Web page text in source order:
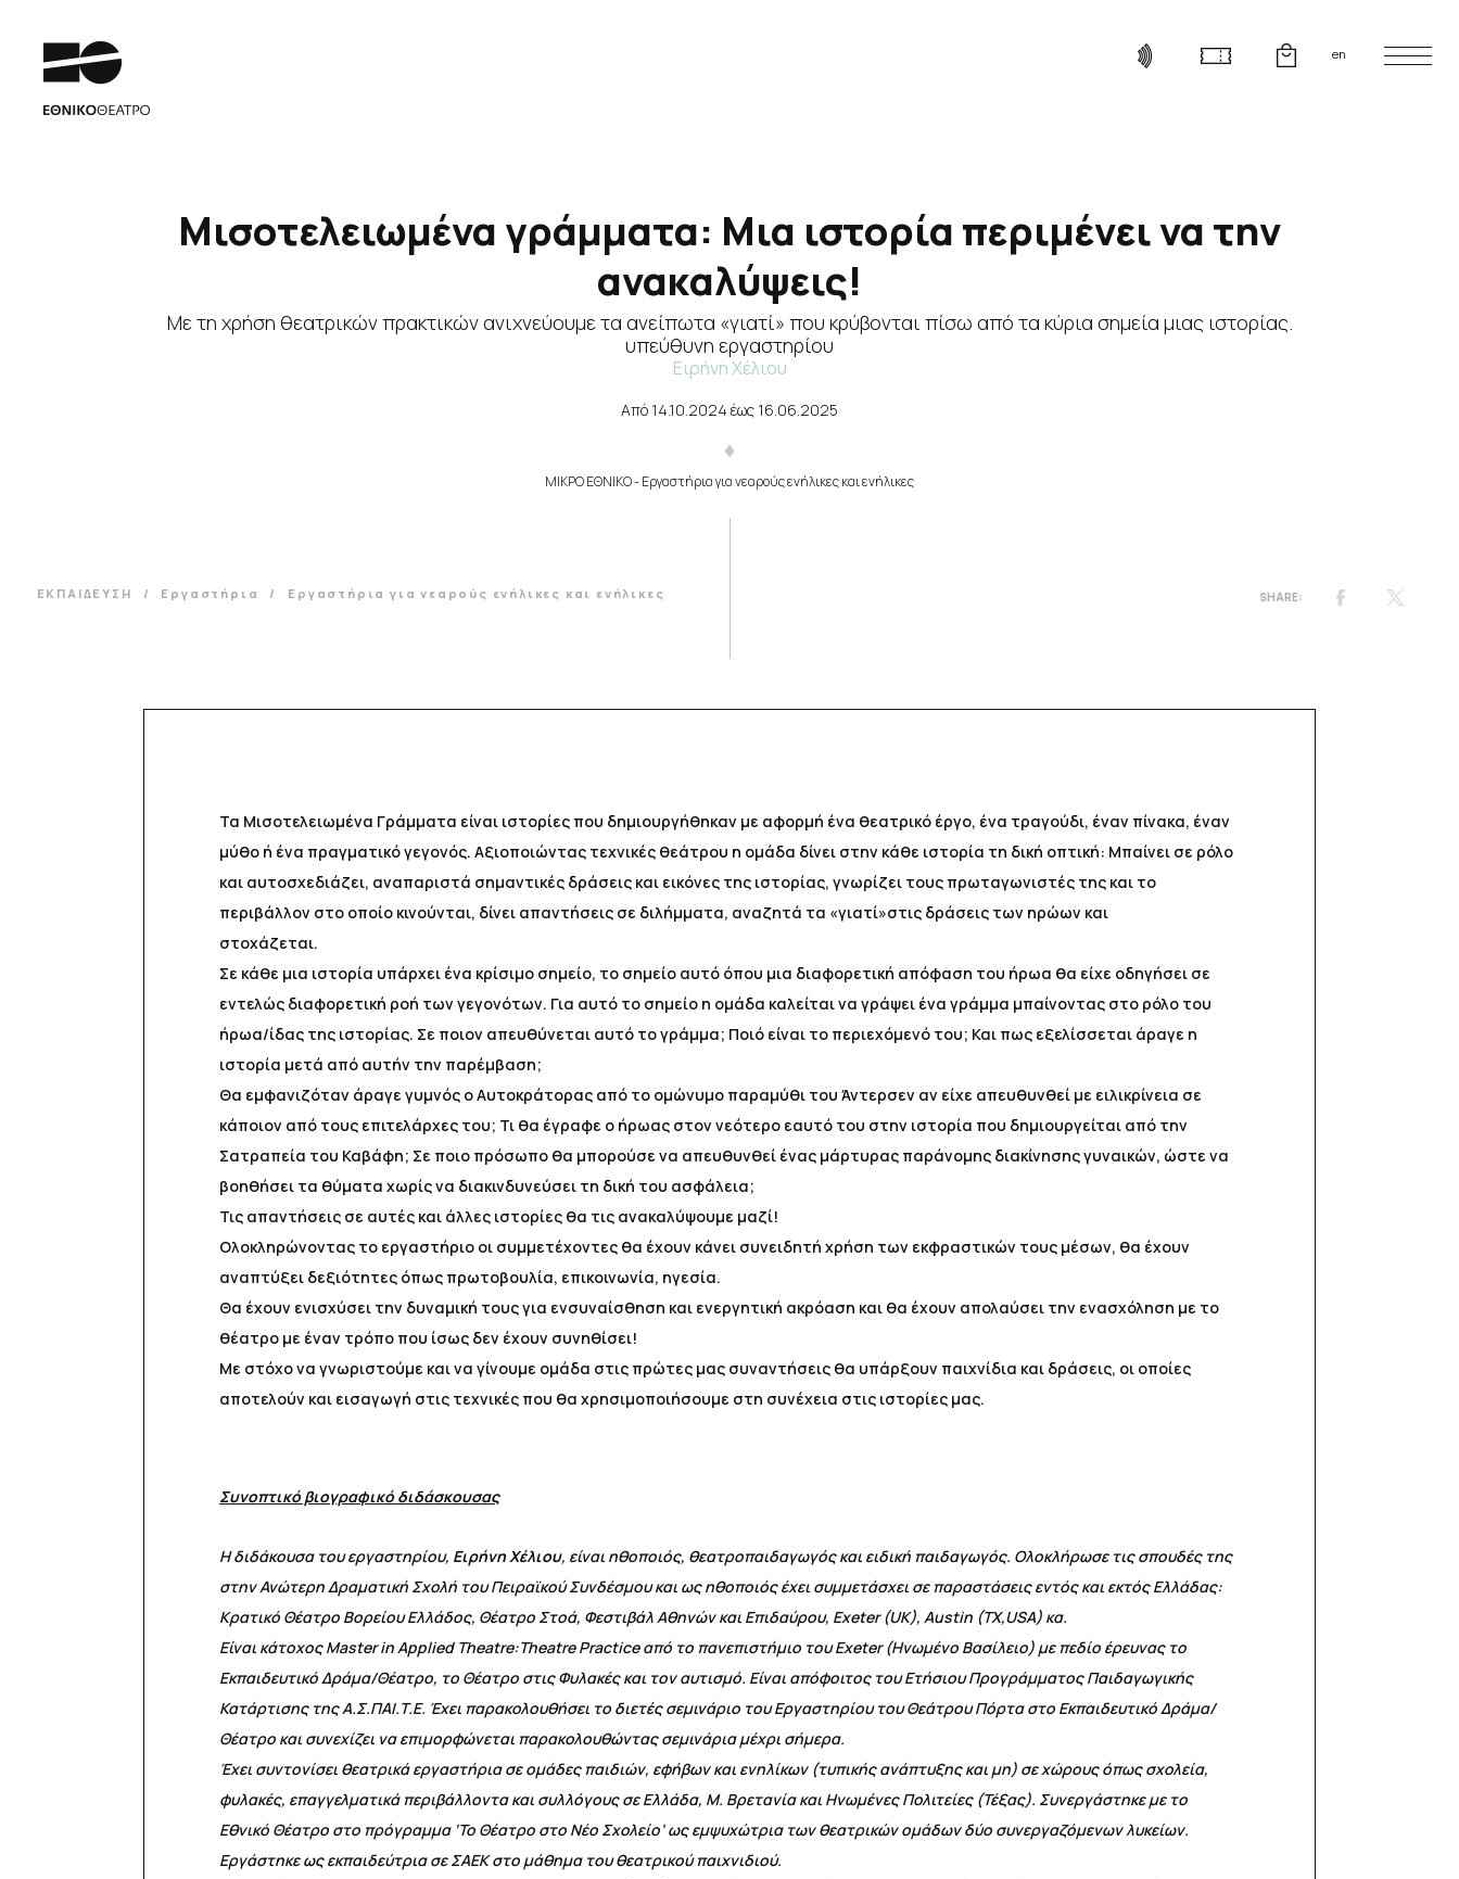
en
Μισοτελειωμένα γράμματα: Μια ιστορία περιμένει να την
ανακαλύψεις!
Με τη χρήση θεατρικών πρακτικών ανιχνεύουμε τα ανείπωτα «γιατί» που κρύβονται πίσω από τα κύρια σημεία μιας ιστορίας.
υπεύθυνη εργαστηρίου
Ειρήνη Χέλιου
Από 14.10.2024 έως 16.06.2025
ΜΙΚΡΟ ΕΘΝΙΚΟ- Εργαστήρια για νεαρούς ενήλικες και ενήλικες
ΕΚΠΑΙΔΕΥΣΗ Εργαστήρια Εργαστήρια για νεαρούς ενήλικες και ενήλικες
Τα Μισοτελειωμένα Γράμματα είναι ιστορίες που δημιουργήθηκαν με αφορμή ένα θεατρικό έργο, ένα τραγούδι, έναν πίνακα, έναν
μύθο ή ένα πραγματικό γεγονός. Αξιοποιώντας τεχνικές θεάτρου η ομάδα δίνει στην κάθε ιστορία τη δική οπτική: Μπαίνει σε ρόλο
και αυτοσχεδιάζει, αναπαριστά σημαντικές δράσεις και εικόνες της ιστορίας, γνωρίζει τους πρωταγωνιστές της και το
περιβάλλον στο οποίο κινούνται, δίνει απαντήσεις σε διλήμματα, αναζητά τα «γιατί»στις δράσεις των ηρώων και
στοχάζεται.
Σε κάθε μια ιστορία υπάρχει ένα κρίσιμο σημείο, το σημείο αυτό όπου μια διαφορετική απόφαση του ήρωα θα είχε οδηγήσει σε
εντελώς διαφορετική ροή των γεγονότων. Για αυτό το σημείο η ομάδα καλείται να γράψει ένα γράμμα μπαίνοντας στο ρόλο του
ήρωα/ίδας της ιστορίας. Σε ποιον απευθύνεται αυτό το γράμμα; Ποιό είναι το περιεχόμενό του; Και πως εξελίσσεται άραγε η
ιστορία μετά από αυτήν την παρέμβαση;
Θα εμφανιζόταν άραγε γυμνός ο Αυτοκράτορας από το ομώνυμο παραμύθι του Άντερσεν αν είχε απευθυνθεί με ειλικρίνεια σε
κάποιον από τους επιτελάρχες του; Τι θα έγραφε ο ήρωας στον νεότερο εαυτό του στην ιστορία που δημιουργείται από την
Σατραπεία του Καβάφη; Σε ποιο πρόσωπο θα μπορούσε να απευθυνθεί ένας μάρτυρας παράνομης διακίνησης γυναικών, ώστε να
βοηθήσει τα θύματα χωρίς να διακινδυνεύσει τη δική του ασφάλεια;
Τις απαντήσεις σε αυτές και άλλες ιστορίες θα τις ανακαλύψουμε μαζί!
Ολοκληρώνοντας το εργαστήριο οι συμμετέχοντες θα έχουν κάνει συνειδητή χρήση των εκφραστικών τους μέσων, θα έχουν
αναπτύξει δεξιότητες όπως πρωτοβουλία, επικοινωνία, ηγεσία.
Θα έχουν ενισχύσει την δυναμική τους για ενσυναίσθηση και ενεργητική ακρόαση και θα έχουν απολαύσει την ενασχόληση με το
θέατρο με έναν τρόπο που ίσως δεν έχουν συνηθίσει!
Με στόχο να γνωριστούμε και να γίνουμε ομάδα στις πρώτες μας συναντήσεις θα υπάρξουν παιχνίδια και δράσεις, οι οποίες
αποτελούν και εισαγωγή στις τεχνικές που θα χρησιμοποιήσουμε στη συνέχεια στις ιστορίες μας.
Συνοπτικό βιογραφικό διδάσκουσας
Η διδάκουσα του εργαστηρίου, Ειρήνη Χέλιου, είναι ηθοποιός, θεατροπαιδαγωγός και ειδική παιδαγωγός. Ολοκλήρωσε τις σπουδές της
στην Ανώτερη Δραματική Σχολή του Πειραϊκού Συνδέσμου και ως ηθοποιός έχει συμμετάσχει σε παραστάσεις εντός και εκτός Ελλάδας:
Κρατικό Θέατρο Βορείου Ελλάδος, Θέατρο Στοά, Φεστιβάλ Αθηνών και Επιδαύρου, Exeter (UK), Austin (TX,USA) κα.
Είναι κάτοχος Μaster in Applied Theatre:Τheatre Practice από το πανεπιστήμιο του Exeter (Ηνωμένο Βασίλειο) με πεδίο έρευνας το
Εκπαιδευτικό Δράμα/Θέατρο, το Θέατρο στις Φυλακές και τον αυτισμό. Είναι απόφοιτος του Ετήσιου Προγράμματος Παιδαγωγικής
Κατάρτισης της Α.Σ.ΠΑΙ.Τ.Ε. Έχει παρακολουθήσει το διετές σεμινάριο του Εργαστηρίου του Θεάτρου Πόρτα στο Εκπαιδευτικό Δράμα/
Θέατρο και συνεχίζει να επιμορφώνεται παρακολουθώντας σεμινάρια μέχρι σήμερα.
Έχει συντονίσει θεατρικά εργαστήρια σε ομάδες παιδιών, εφήβων και ενηλίκων (τυπικής ανάπτυξης και μη) σε χώρους όπως σχολεία,
φυλακές, επαγγελματικά περιβάλλοντα και συλλόγους σε Ελλάδα, Μ. Βρετανία και Ηνωμένες Πολιτείες (Τέξας). Συνεργάστηκε με το
Εθνικό Θέατρο στο πρόγραμμα ‘Το Θέατρο στο Νέο Σχολείο’ ως εμψυχώτρια των θεατρικών ομάδων δύο συνεργαζόμενων λυκείων.
Εργάστηκε ως εκπαιδεύτρια σε ΣΑΕΚ στο μάθημα του θεατρικού παιχνιδιού.